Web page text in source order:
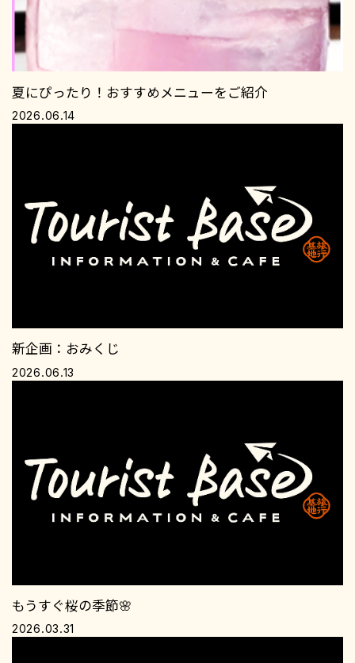
夏にぴったり！おすすめメニューをご紹介
2026.06.14
新企画：おみくじ
2026.06.13
もうすぐ桜の季節🌸
2026.03.31